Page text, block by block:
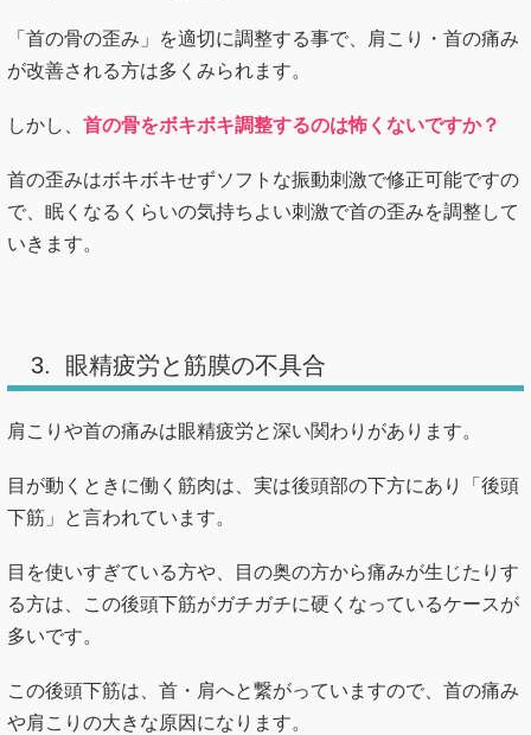
「首の骨の歪み」を適切に調整する事で、肩こり・首の痛み
が改善される方は多くみられます。
しかし、 首の骨をボキボキ調整するのは怖くないですか？
首の歪みはボキボキせずソフトな振動刺激で修正可能ですの
で、眠くなるくらいの気持ちよい刺激で首の歪みを調整して
いきます。
3. 眼精疲労と筋膜の不具合
肩こりや首の痛みは眼精疲労と深い関わりがあります。
目が動くときに働く筋肉は、実は後頭部の下方にあり「後頭
下筋」と言われています。
目を使いすぎている方や、目の奥の方から痛みが生じたりす
る方は、この後頭下筋がガチガチに硬くなっているケースが
多いです。
この後頭下筋は、首・肩へと繋がっていますので、首の痛み
や肩こりの大きな原因になります。